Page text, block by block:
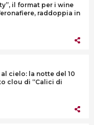
il format per i wine
raddoppia in
cielo: la notte del 10
clou di “Calici di